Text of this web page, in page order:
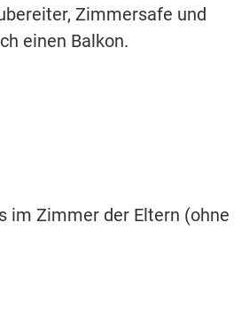
Zimmersafe und
einen Balkon.
im Zimmer der Eltern (ohne